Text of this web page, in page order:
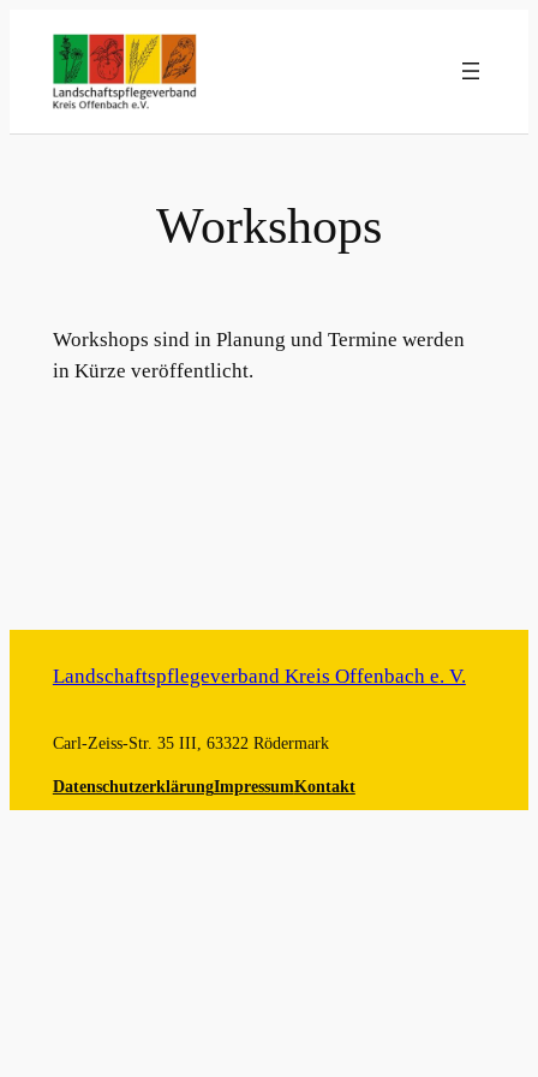
springen
Workshops
Workshops sind in Planung und Termine werden
in Kürze veröffentlicht.
Landschaftspflegeverband Kreis Offenbach e. V.
Carl-Zeiss-Str. 35 III, 63322 Rödermark
DatenschutzerklärungImpressumKontakt